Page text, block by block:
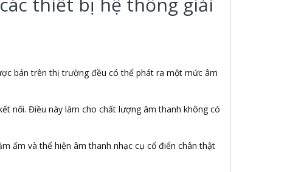
bán trên thị trường đều có thể phát ra một mức âm
nối. Điều này làm cho chất lượng âm thanh không có
ấm và thể hiện âm thanh nhạc cụ cổ điển chân thật